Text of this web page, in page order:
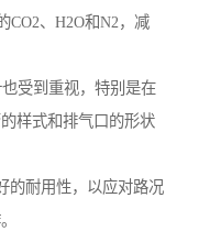
CO2、H2O和N2，减
受到重视，特别是在
样式和排气口的形状
的耐用性，以应对路况